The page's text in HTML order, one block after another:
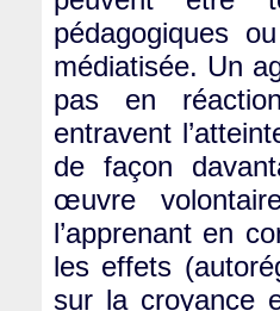
pédagogiques
médiatisée. Un
pas en
entravent
de façon
œuvre
l’apprenant en
les effets
sur la croyance